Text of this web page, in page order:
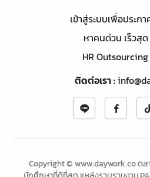
เข้าสู่ระบบเพื่อประก
หาคนด่วน เร็วสุด
HR
ติดต่อเรา:
Copyright © www.daywork.co ตล